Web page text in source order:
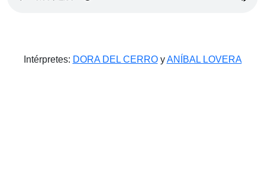
Intérpretes: DORA DEL CERROyANÍBAL LOVERA